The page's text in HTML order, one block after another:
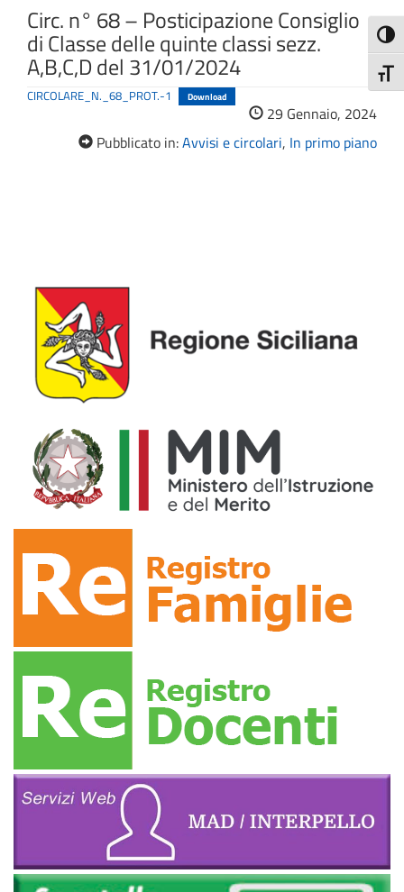
Circ. n° 68 – Posticipazione Consiglio
di Classe delle quinte classi sezz.
A,B,C,D del 31/01/2024
CIRCOLARE_N._68_PROT.-1 Download
29 Gennaio, 2024
Pubblicato in:Avvisi e circolari, In primo piano